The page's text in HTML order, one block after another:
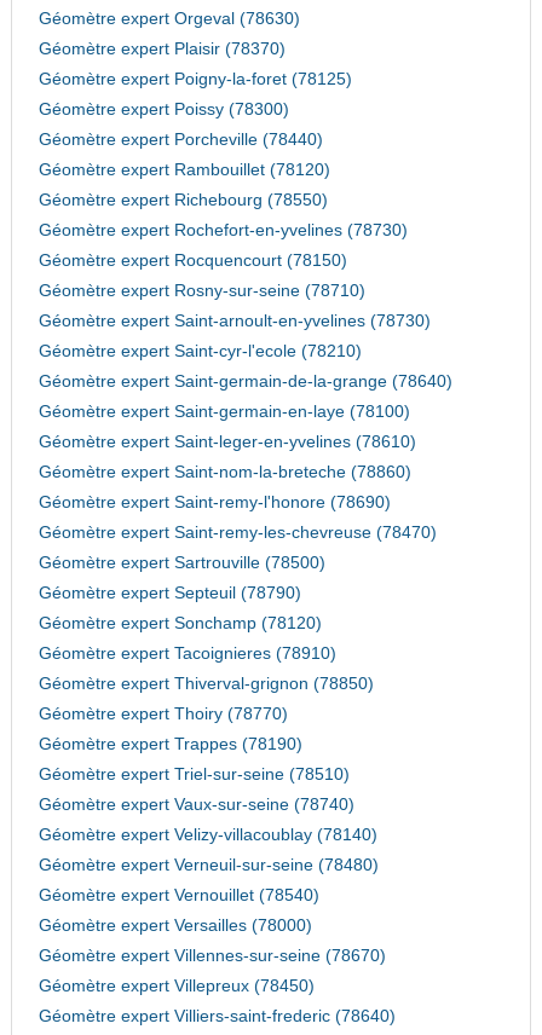
Géomètre expert Orgeval (78630)
Géomètre expert Plaisir (78370)
Géomètre expert Poigny-la-foret (78125)
Géomètre expert Poissy (78300)
Géomètre expert Porcheville (78440)
Géomètre expert Rambouillet (78120)
Géomètre expert Richebourg (78550)
Géomètre expert Rochefort-en-yvelines (78730)
Géomètre expert Rocquencourt (78150)
Géomètre expert Rosny-sur-seine (78710)
Géomètre expert Saint-arnoult-en-yvelines (78730)
Géomètre expert Saint-cyr-l'ecole (78210)
Géomètre expert Saint-germain-de-la-grange (78640)
Géomètre expert Saint-germain-en-laye (78100)
Géomètre expert Saint-leger-en-yvelines (78610)
Géomètre expert Saint-nom-la-breteche (78860)
Géomètre expert Saint-remy-l'honore (78690)
Géomètre expert Saint-remy-les-chevreuse (78470)
Géomètre expert Sartrouville (78500)
Géomètre expert Septeuil (78790)
Géomètre expert Sonchamp (78120)
Géomètre expert Tacoignieres (78910)
Géomètre expert Thiverval-grignon (78850)
Géomètre expert Thoiry (78770)
Géomètre expert Trappes (78190)
Géomètre expert Triel-sur-seine (78510)
Géomètre expert Vaux-sur-seine (78740)
Géomètre expert Velizy-villacoublay (78140)
Géomètre expert Verneuil-sur-seine (78480)
Géomètre expert Vernouillet (78540)
Géomètre expert Versailles (78000)
Géomètre expert Villennes-sur-seine (78670)
Géomètre expert Villepreux (78450)
Géomètre expert Villiers-saint-frederic (78640)